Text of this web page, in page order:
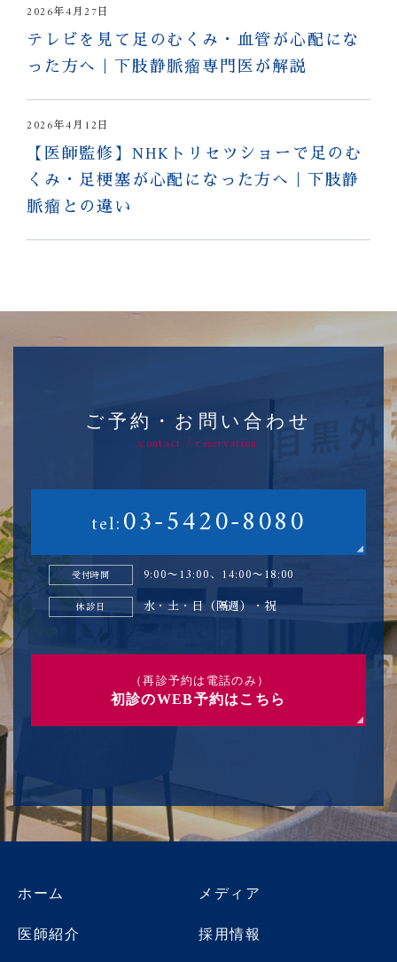
2026年4月27日
テレビを見て足のむくみ・血管が心配にな
った方へ｜下肢静脈瘤専門医が解説
2026年4月12日
【医師監修】NHKトリセツショーで足のむ
くみ・足梗塞が心配になった方へ｜下肢静
脈瘤との違い
ご予約・お問い合わせ
contact / reservation
tel:03-5420-8080
受付時間 9:00〜13:00、14:00〜18:00
休診日 水・土・日（隔週）・祝
（再診予約は電話のみ）
初診のWEB予約はこちら
ホーム
医師紹介
メディア
採用情報